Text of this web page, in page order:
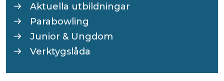
Aktuella utbildningar
Parabowling
Junior & Ungdom
Verktygslåda